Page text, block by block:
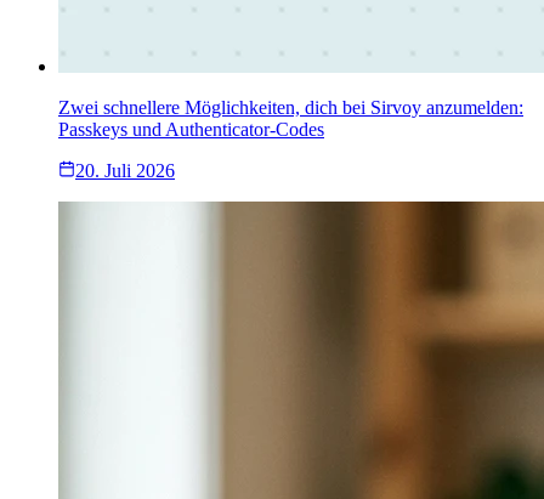
Zwei schnellere Möglichkeiten, dich bei Sirvoy anzumelden:
Passkeys und Authenticator-Codes
20. Juli 2026